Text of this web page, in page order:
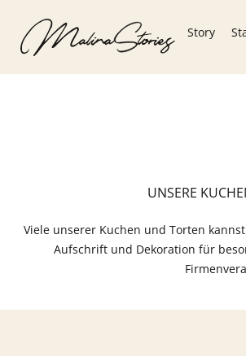
Story
UNSERE
Viele unserer Kuchen und Torten
Aufschrift und Dekoration für